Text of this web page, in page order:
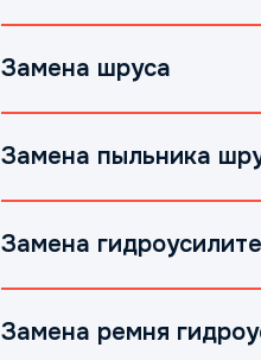
Замена шруса
Замена пыльника
Замена
Замена ремня